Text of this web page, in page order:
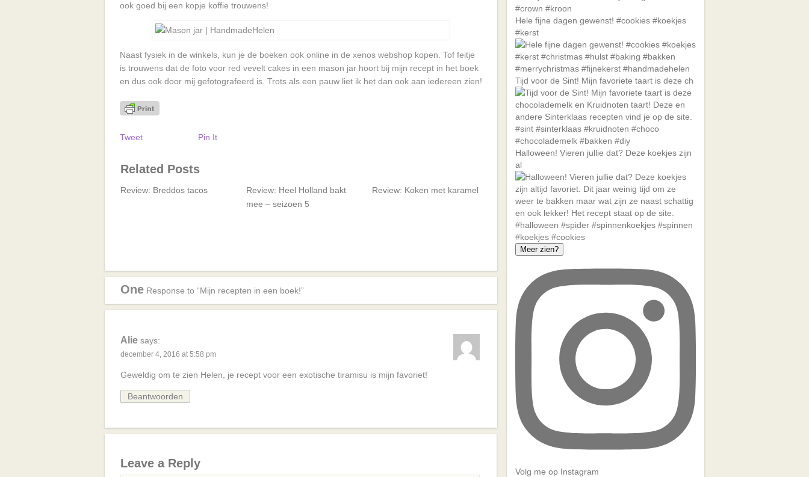
ook goed bij een kopje koffie trouwens!
Naast fysiek in de winkels, kun je de boeken ook online in de xenos webshop kopen. Tof feitje
is trouwens dat de foto voor red vevelt cakes in een mason jar hoort bij mijn recept in het boek
en dus ook door mij gefotografeerd is. Trots als een pauw liet ik het dan ook aan iedereen zien!
Tweet Pin It
Related Posts
Review: Breddos tacos
Review: Heel Holland bakt
mee – seizoen 5
Review: Koken met karamel
One Response to “Mijn recepten in een boek!”
Alie says:
december 4, 2016 at 5:58 pm
Geweldig om te zien Helen, je recept voor een exotische tiramisu is mijn favoriet!
Beantwoorden
Leave a Reply
Hele fijne dagen gewenst! #cookies #koekjes
#kerst
Tijd voor de Sint! Mijn favoriete taart is deze ch
Halloween! Vieren jullie dat? Deze koekjes zijn
al
Meer zien?
Volg me op Instagram